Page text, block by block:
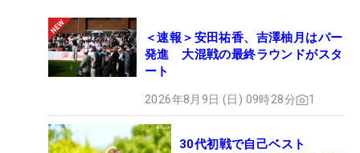
＜速報＞安田祐香、吉澤柚月はパー
発進 大混戦の最終ラウンドがスタ
ート
2026年8月9日 (日) 09時28分 1
30代初戦で自己ベスト